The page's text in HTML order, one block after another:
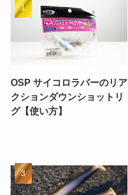
OSP サイコロラバーのリア
クションダウンショットリ
グ【使い方】